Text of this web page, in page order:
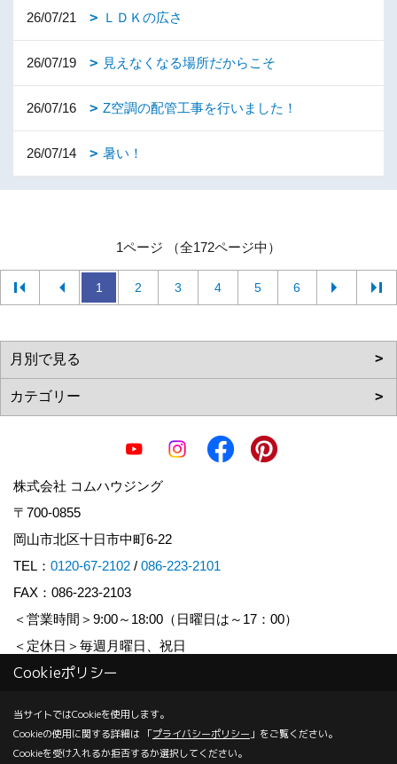
26/07/21 ＬＤＫの広さ
26/07/19 見えなくなる場所だからこそ
26/07/16 Z空調の配管工事を行いました！
26/07/14 暑い！
1ページ （全172ページ中）
1 2 3 4 5 6
株式会社 コムハウジング
〒700-0855
岡山市北区十日市中町6-22
TEL： 0120-67-2102 / 086-223-2101
FAX：086-223-2103
＜営業時間＞9:00～18:00（日曜日は～17：00）
＜定休日＞毎週月曜日、祝日
Copyright (c) COM HOUSHING Inc. All Rights Reserved.
Produced byゴデスクリエイト
Cookieポリシー
当サイトではCookieを使用します。
Cookieの使用に関する詳細は 「プライバシーポリシー 」をご覧ください。
Cookieを受け入れるか拒否するか選択してください。